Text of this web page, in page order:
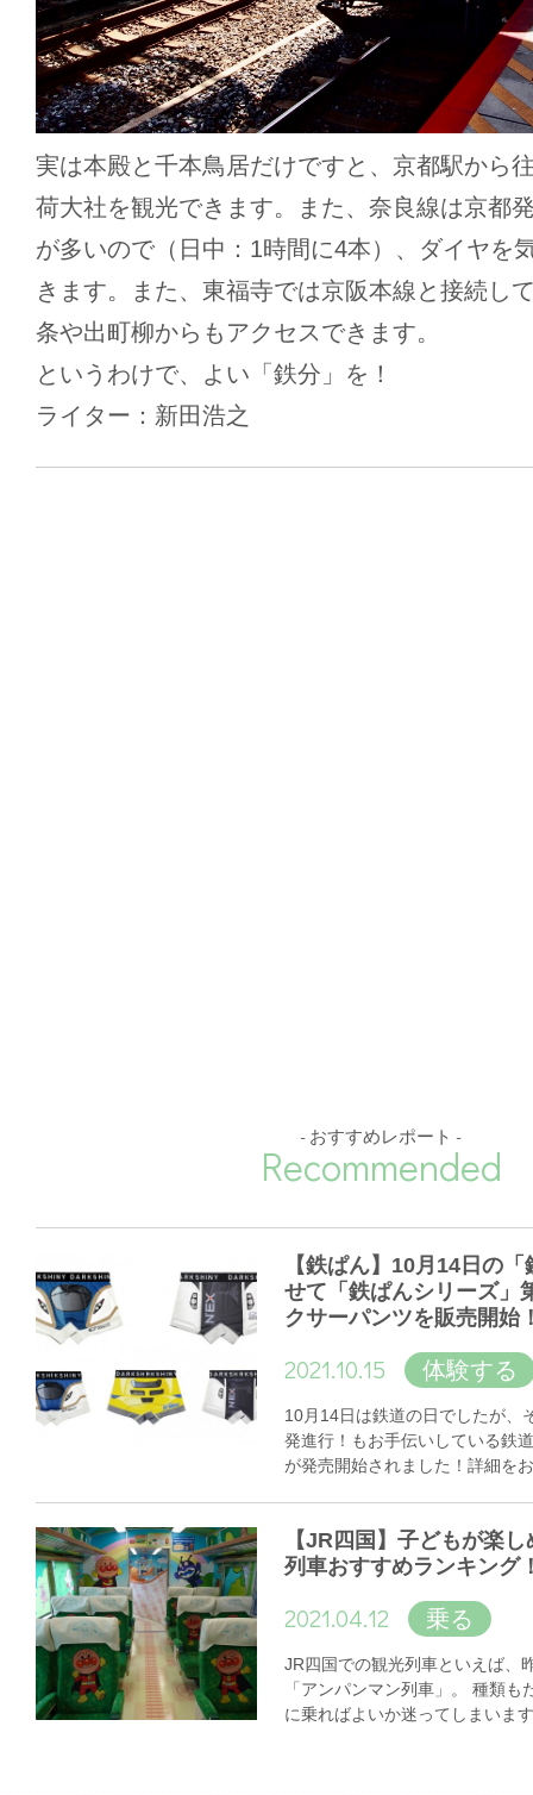
実は本殿と千本鳥居だけですと、京都駅から
荷大社を観光できます。また、奈良線は京都
が多いので（日中：1時間に4本）、ダイヤを
きます。また、東福寺では京阪本線と接続し
条や出町柳からもアクセスできます。
というわけで、よい「鉄分」を！
ライター：新田浩之
- おすすめレポート -
Recommended
【鉄ぱん】10月14日の
せて「鉄ぱんシリーズ」
クサーパンツを販売開始
2021.10.15 体験する
10月14日は鉄道の日でしたが、
発進行！もお手伝いしている鉄
が発売開始されました！詳細をお
【JR四国】子どもが楽
列車おすすめランキング
2021.04.12 乗る
JR四国での観光列車といえば、
「アンパンマン列車」。 種類も
に乗ればよいか迷ってしまいます